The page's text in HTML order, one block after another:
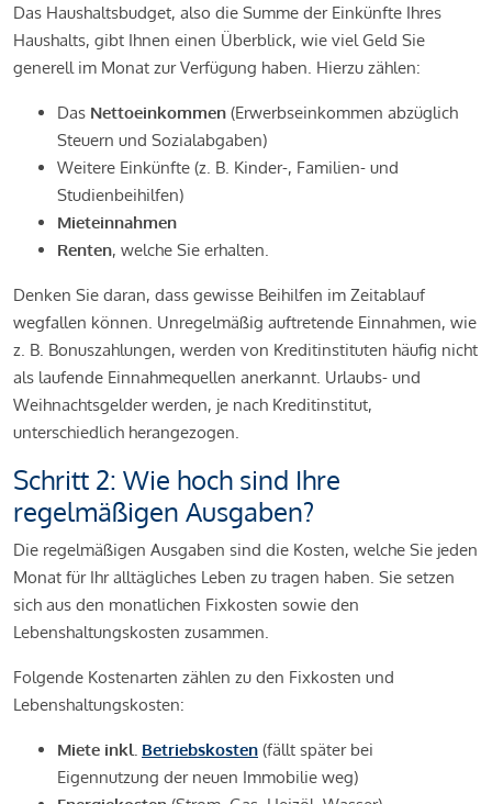
Das Haushaltsbudget, also die Summe der Einkünfte Ihres
Haushalts, gibt Ihnen einen Überblick, wie viel Geld Sie
generell im Monat zur Verfügung haben. Hierzu zählen:
Das Nettoeinkommen (Erwerbseinkommen abzüglich
Steuern und Sozialabgaben)
Weitere Einkünfte (z. B. Kinder-, Familien- und
Studienbeihilfen)
Mieteinnahmen
Renten, welche Sie erhalten.
Denken Sie daran, dass gewisse Beihilfen im Zeitablauf
wegfallen können. Unregelmäßig auftretende Einnahmen, wie
z. B. Bonuszahlungen, werden von Kreditinstituten häufig nicht
als laufende Einnahmequellen anerkannt. Urlaubs- und
Weihnachtsgelder werden, je nach Kreditinstitut,
unterschiedlich herangezogen.
Schritt 2: Wie hoch sind Ihre
regelmäßigen Ausgaben?
Die regelmäßigen Ausgaben sind die Kosten, welche Sie jeden
Monat für Ihr alltägliches Leben zu tragen haben. Sie setzen
sich aus den monatlichen Fixkosten sowie den
Lebenshaltungskosten zusammen.
Folgende Kostenarten zählen zu den Fixkosten und
Lebenshaltungskosten:
Miete inkl. Betriebskosten (fällt später bei
Eigennutzung der neuen Immobilie weg)